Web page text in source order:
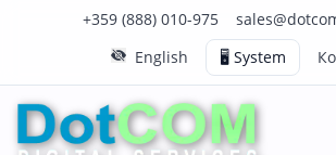
+359 (888) 010-975
Нашия телефонен номер е
Нашия имейл адрес е
English
🖥️ System